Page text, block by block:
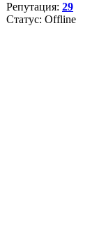
Репутация: 29
Статус: Offline